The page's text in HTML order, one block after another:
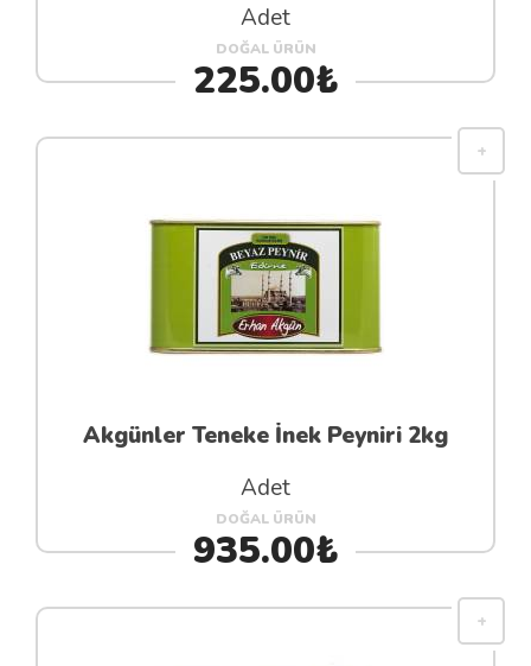
Adet
DOĞAL ÜRÜN
225.00₺
Akgünler Teneke İnek Peyniri 2kg
Adet
DOĞAL ÜRÜN
935.00₺